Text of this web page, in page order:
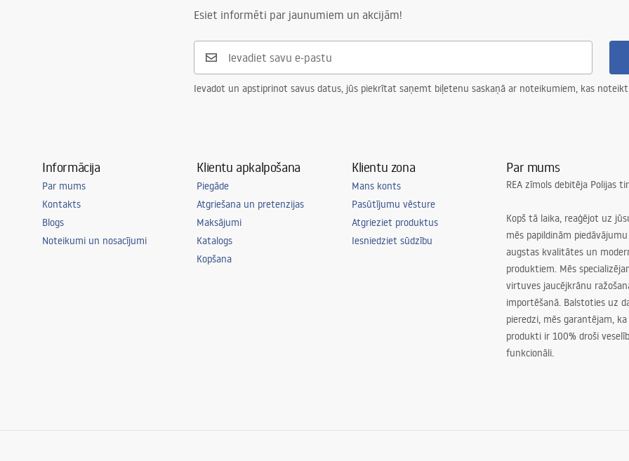
Esiet informēti par jaunumiem un akcijām!
Ievadot un apstiprinot savus datus, jūs piekrītat saņemt biļetenu saskaņā ar noteikumiem, kas
Informācija
Par mums
Kontakts
Blogs
Noteikumi un nosacījumi
Klientu apkalpošana
Piegāde
Atgriešana un pretenzijas
Maksājumi
Katalogs
Kopšana
Klientu zona
Mans konts
Pasūtījumu vēsture
Atgrieziet produktus
Iesniedziet sūdzību
Par mums
REA zīmols debitēja Polijas
Kopš tā laika, reaģējot uz
mēs papildinām
augstas kvalitātes un
produktiem. Mēs
virtuves jaucējkrānu
importēšanā. Balstoties uz
pieredzi, mēs garantējam,
produkti ir 100% droši
funkcionāli.